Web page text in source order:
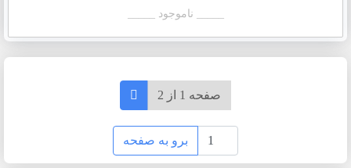
_____ ناموجود _____
صفحه 1 از 2
برو به صفحه